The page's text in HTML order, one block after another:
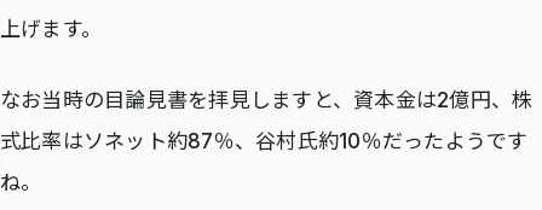
上げます。
なお当時の目論見書を拝見しますと、資本金は2億円、株
式比率はソネット約87％、谷村氏約10％だったようです
ね。